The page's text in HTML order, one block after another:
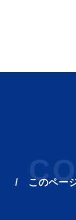
このペー